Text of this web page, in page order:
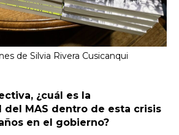
de Silvia Rivera Cusicanqui
¿cuál es la
del MAS dentro de esta crisis
en el gobierno?